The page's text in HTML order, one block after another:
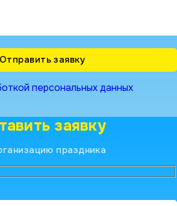
персональных данных
заявку
праздника